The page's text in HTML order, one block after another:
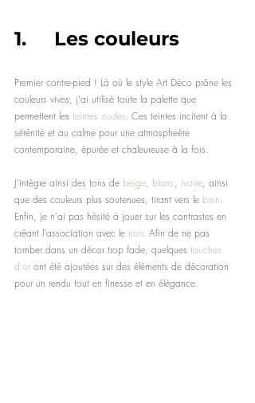
1.     Les couleurs
Premier contre-pied ! Là où le style Art Déco prône les
couleurs vives, j'ai utilisé toute la palette que
permettent les teintes nudes. Ces teintes incitent à la
sérénité et au calme pour une atmospheère
contemporaine, épurée et chaleureuse à la fois.
J'intègre ainsi des tons de beige, blanc, ivoire, ainsi
que des couleurs plus soutenues, tirant vers le brun.
Enfin, je n'ai pas hésité à jouer sur les contrastes en
créant l'association avec le noir. Afin de ne pas
tomber dans un décor trop fade, quelques touches
d'or ont été ajoutées sur des éléments de décoration
pour un rendu tout en finesse et en élégance.